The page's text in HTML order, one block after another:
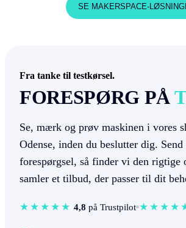
SE MAKERSPACE-
Fra tanke til testkørsel.
FORESPØRG PÅ
Se, mærk og prøv maskinen i vores
Odense, inden du beslutter dig. Send
forespørgsel, så finder vi den rigtige
samler et tilbud, der passer til dit
★★★★★ 4,8 på Trustpilot